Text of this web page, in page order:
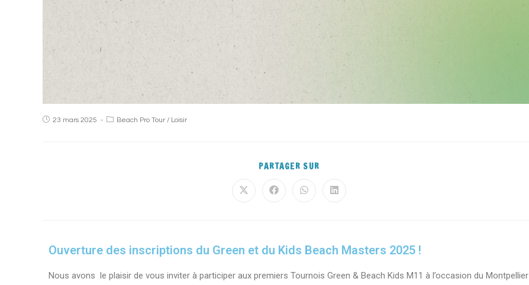
23 mars 2025 Beach Pro Tour / Loisir
PARTAGER SUR
Ouverture des inscriptions du Green et du Kids Beach Masters 2025 !
Nous avons le plaisir de vous inviter à participer aux premiers Tournois Green & Beach Kids M11 à l’occasion du Montpellier